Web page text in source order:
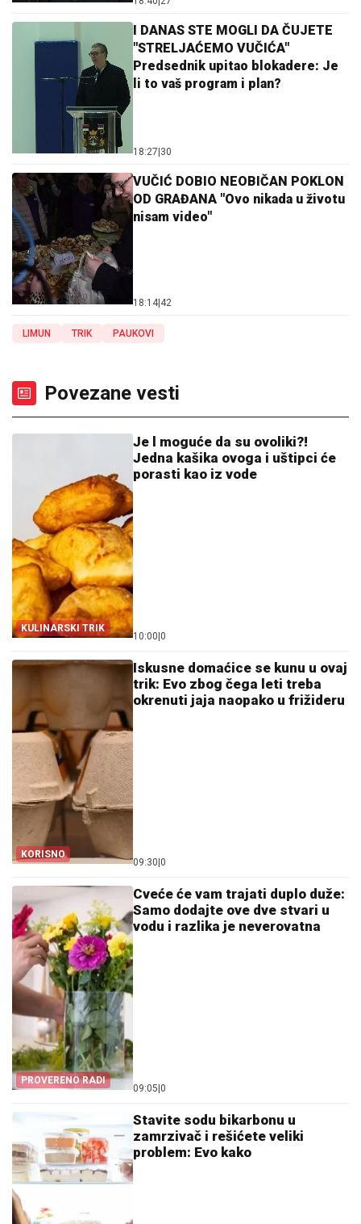
I DANAS STE MOGLI DA ČUJETE
"STRELJAĆEMO VUČIĆA"
Predsednik upitao blokadere: Je
li to vaš program i plan?
18:27 30
VUČIĆ DOBIO NEOBIČAN POKLON
OD GRAĐANA "Ovo nikada u životu
nisam video"
18:14 42
LIMUN TRIK PAUKOVI
Povezane vesti
KULINARSKI TRIK
Je l moguće da su ovoliki?!
Jedna kašika ovoga i uštipci će
porasti kao iz vode
10:00 0
KORISNO
Iskusne domaćice se kunu u ovaj
trik: Evo zbog čega leti treba
okrenuti jaja naopako u frižideru
09:30 0
PROVERENO RADI
Cveće će vam trajati duplo duže:
Samo dodajte ove dve stvari u
vodu i razlika je neverovatna
09:05 0
Stavite sodu bikarbonu u
zamrzivač i rešićete veliki
problem: Evo kako